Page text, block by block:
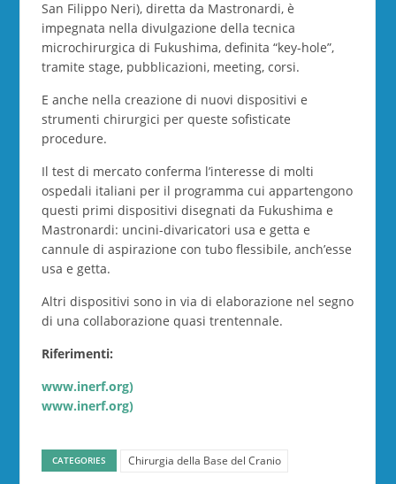
San Filippo Neri), diretta da Mastronardi, è
impegnata nella divulgazione della tecnica
microchirurgica di Fukushima, definita “key-hole”,
tramite stage, pubblicazioni, meeting, corsi.
E anche nella creazione di nuovi dispositivi e
strumenti chirurgici per queste sofisticate
procedure.
Il test di mercato conferma l’interesse di molti
ospedali italiani per il programma cui appartengono
questi primi dispositivi disegnati da Fukushima e
Mastronardi: uncini-divaricatori usa e getta e
cannule di aspirazione con tubo flessibile, anch’esse
usa e getta.
Altri dispositivi sono in via di elaborazione nel segno
di una collaborazione quasi trentennale.
Riferimenti:
www.inerf.org)
www.inerf.org)
CATEGORIES Chirurgia della Base del Cranio